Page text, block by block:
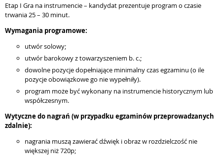
Etap I Gra na instrumencie – kandydat prezentuje program o czasie
trwania 25 – 30 minut.
Wymagania programowe:
utwór solowy;
utwór barokowy z towarzyszeniem b. c.;
dowolne pozycje dopełniające minimalny czas egzaminu (o ile
pozycje obowiązkowe go nie wypełniły).
program może być wykonany na instrumencie historycznym lub
współczesnym.
Wytyczne do nagrań (w przypadku egzaminów przeprowadzanych
zdalnie):
nagrania muszą zawierać dźwięk i obraz w rozdzielczość nie
większej niż 720p;